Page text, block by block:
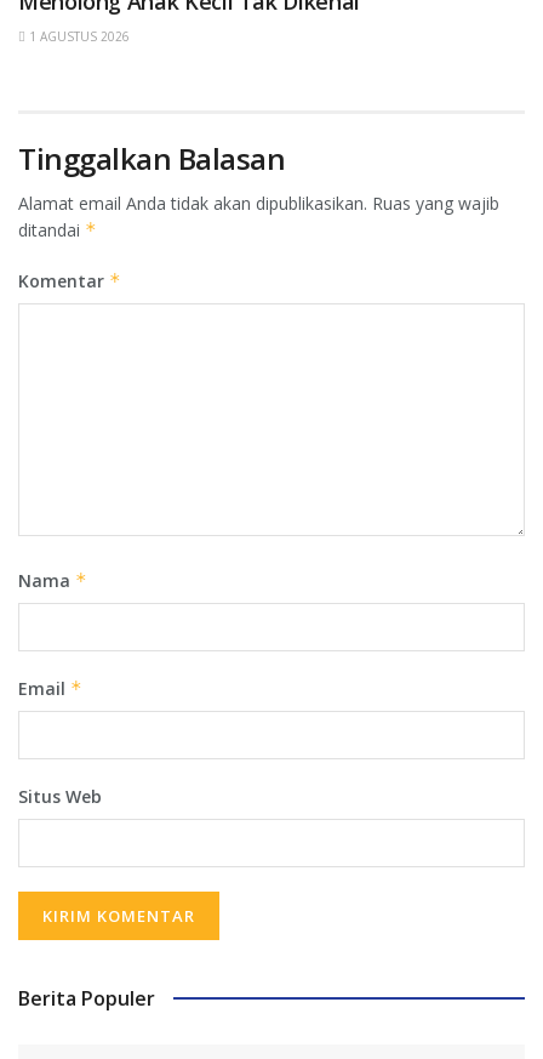
1 AGUSTUS 2026
Tinggalkan Balasan
Alamat email Anda tidak akan dipublikasikan. Ruas yang wajib
ditandai *
Komentar *
Nama *
Email *
Situs Web
Berita Populer